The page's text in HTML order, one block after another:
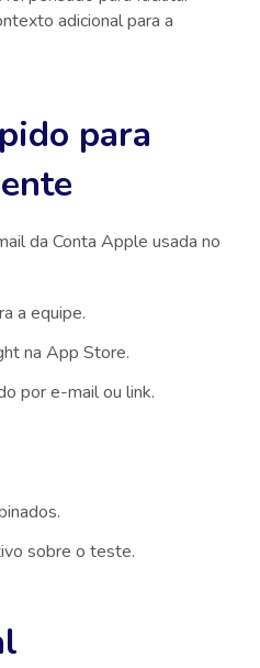
adicional para a
para
da Conta Apple usada no
a equipe.
na App Store.
por e-mail ou link.
sobre o teste.